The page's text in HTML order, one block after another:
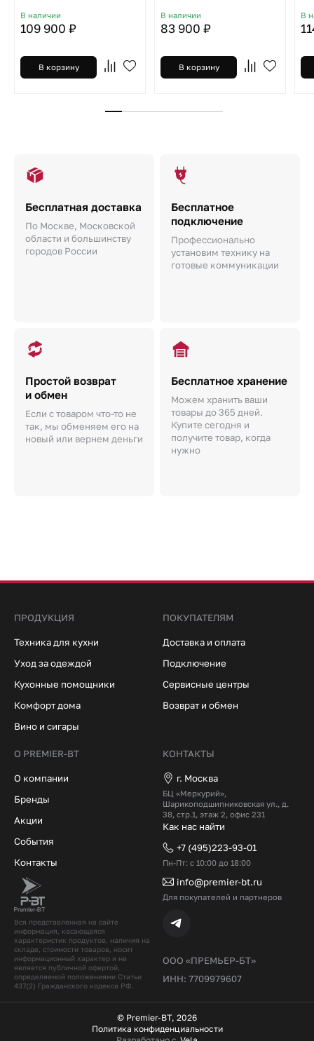
В наличии
109 900 ₽
В корзину
В наличии
83 900 ₽
В корзину
В
Бесплатная доставка
По Москве, Московской
области и большинству
городов России
Бесплатное
подключение
Профессионально
установим технику на
готовые коммуникации
Простой возврат
и обмен
Если с товаром что-то не
так, мы обменяем его на
новый или вернем деньги
Бесплатное хранение
Можем хранить ваши
товары до 365 дней.
Купите сегодня и
получите товар, когда
нужно
Вся представленная на сайте
информация, касающаяся
характеристик продуктов, наличия на
складе, стоимости товаров, носит
информационный характер и не
является публичной офертой,
определяемой положениями Статьи
437(2) Гражданского кодекcа РФ.
ООО «ПРЕМЬЕР-БТ»
ИНН: 7709979607
ПРОДУКЦИЯ
Техника для кухни
Уход за одеждой
Кухонные помощники
Комфорт дома
Вино и сигары
ПОКУПАТЕЛЯМ
Доставка и оплата
Подключение
Сервисные центры
Возврат и обмен
О PREMIER-BT
О компании
Бренды
Акции
События
Контакты
КОНТАКТЫ
г. Москва
БЦ «Меркурий»,
Шарикоподшипниковская ул., д.
38, стр.1, этаж 2, офис 231
Как нас найти
+7 (495)223-93-01
Пн-Пт: с 10:00 до 18:00
info@premier-bt.ru
Для покупателей и партнеров
© Premier-BT, 2026
Политика конфиденциальности